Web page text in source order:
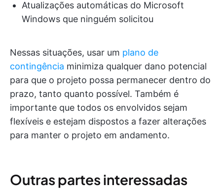
Atualizações automáticas do Microsoft
Windows que ninguém solicitou
Nessas situações, usar um plano de
contingência minimiza qualquer dano potencial
para que o projeto possa permanecer dentro do
prazo, tanto quanto possível. Também é
importante que todos os envolvidos sejam
flexíveis e estejam dispostos a fazer alterações
para manter o projeto em andamento.
Outras partes interessadas